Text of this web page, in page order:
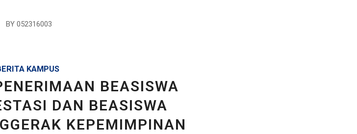
BY 052316003
KAMPUS
BEASISWA
DAN BEASISWA
KEPEMIMPINAN